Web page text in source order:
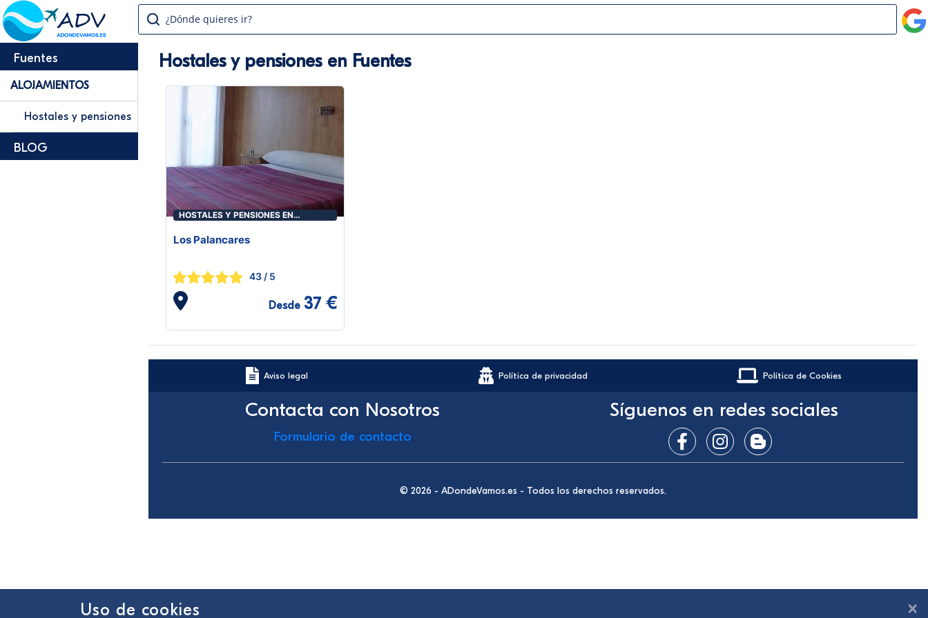
¿Dónde quieres ir?
Fuentes
ALOJAMIENTOS
Hostales y pensiones
BLOG
Hostales y pensiones en Fuentes
HOSTALES Y PENSIONES EN
Los Palancares
43 / 5
Desde 37 €
Aviso legal Política de privacidad Política de Cookies
Contacta con Nosotros
Formulario de contacto
Síguenos en redes sociales
© 2026 - ADondeVamos.es - Todos los derechos reservados.
×
Uso de cookies